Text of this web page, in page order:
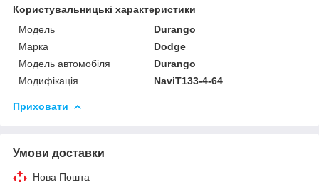
Користувальницькі характеристики
Мoдель
Durango
Марка
Dodge
Модель автомобіля
Durango
Модифікація
NaviT133-4-64
Приховати
Умови доставки
Нова Пошта